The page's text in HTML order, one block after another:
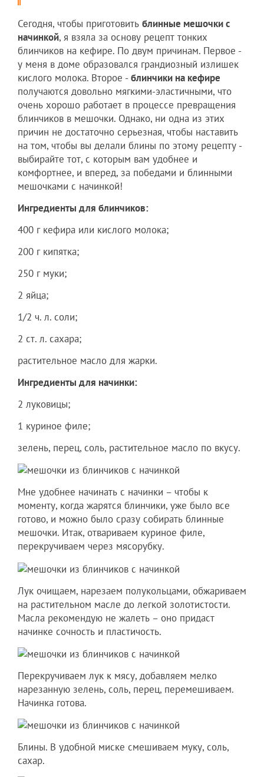
Сегодня, чтобы приготовить блинные мешочки с
начинкой, я взяла за основу рецепт тонких
блинчиков на кефире. По двум причинам. Первое -
у меня в доме образовался грандиозный излишек
кислого молока. Второе - блинчики на кефире
получаются довольно мягкими-эластичными, что
очень хорошо работает в процессе превращения
блинчиков в мешочки. Однако, ни одна из этих
причин не достаточно серьезная, чтобы наставить
на том, чтобы вы делали блины по этому рецепту -
выбирайте тот, с которым вам удобнее и
комфортнее, и вперед, за победами и блинными
мешочками с начинкой!
Ингредиенты для блинчиков:
400 г кефира или кислого молока;
200 г кипятка;
250 г муки;
2 яйца;
1/2 ч. л. соли;
2 ст. л. сахара;
растительное масло для жарки.
Ингредиенты для начинки:
2 луковицы;
1 куриное филе;
зелень, перец, соль, растительное масло по вкусу.
Мне удобнее начинать с начинки – чтобы к
моменту, когда жарятся блинчики, уже было все
готово, и можно было сразу собирать блинные
мешочки. Итак, отвариваем куриное филе,
перекручиваем через мясорубку.
Лук очищаем, нарезаем полукольцами, обжариваем
на растительном масле до легкой золотистости.
Масла рекомендую не жалеть – оно придаст
начинке сочность и пластичость.
Перекручиваем лук к мясу, добавляем мелко
нарезанную зелень, соль, перец, перемешиваем.
Начинка готова.
Блины. В удобной миске смешиваем муку, соль,
сахар.